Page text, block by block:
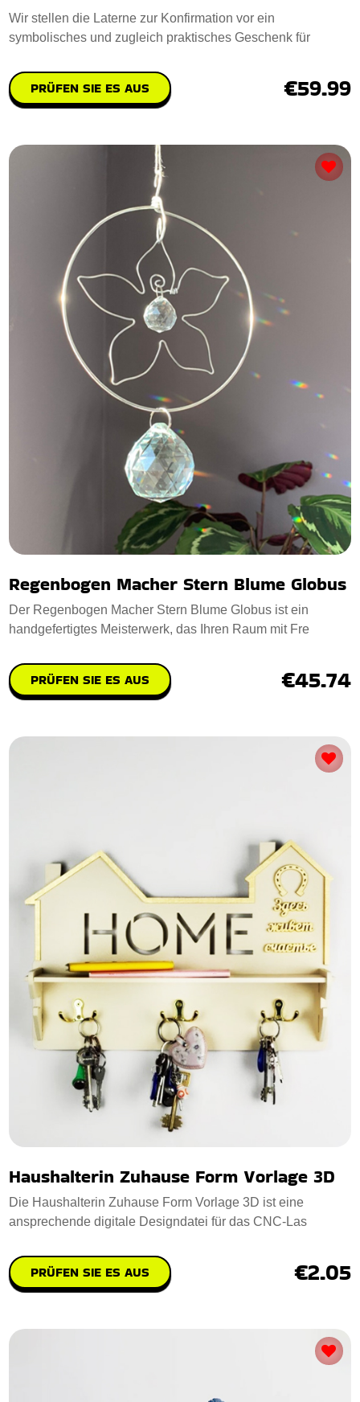
Wir stellen die Laterne zur Konfirmation vor ein
symbolisches und zugleich praktisches Geschenk für
PRÜFEN SIE ES AUS €59.99
Regenbogen Macher Stern Blume Globus
Der Regenbogen Macher Stern Blume Globus ist ein
handgefertigtes Meisterwerk, das Ihren Raum mit Fre
PRÜFEN SIE ES AUS €45.74
Haushalterin Zuhause Form Vorlage 3D
Die Haushalterin Zuhause Form Vorlage 3D ist eine
ansprechende digitale Designdatei für das CNC-Las
PRÜFEN SIE ES AUS €2.05